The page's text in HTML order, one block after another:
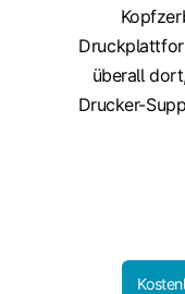
überall
Drucker-